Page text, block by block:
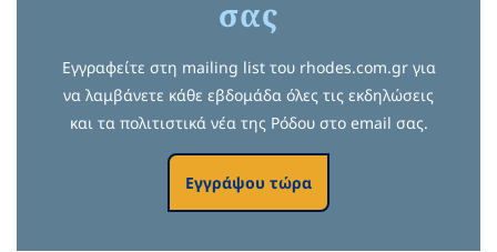
σας
Εγγραφείτε στη mailing list του rhodes.com.gr για
να λαμβάνετε κάθε εβδομάδα όλες τις εκδηλώσεις
και τα πολιτιστικά νέα της Ρόδου στο email σας.
Εγγράψου τώρα